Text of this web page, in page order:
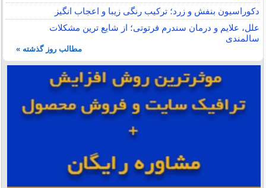
دکوراسیون بنفش و زرد؛ ترکیب رنگی زیبا و اعجاب انگیز
علل، علایم و درمان سندرم فرتوتی؛ از شایع ترین مشکلات
سالمندی
مطالب روز گذشته »